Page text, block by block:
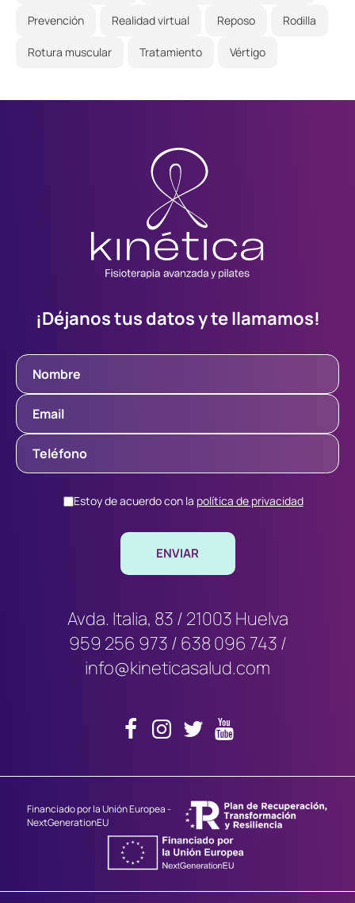
Prevención Realidad virtual Reposo Rodilla
Rotura muscular Tratamiento Vértigo
¡Déjanos tus datos y te llamamos!
Estoy de acuerdo con la política de privacidad
Avda. Italia, 83 / 21003 Huelva
959 256 973 / 638 096 743 /
info@kineticasalud.com
Financiado por la Unión Europea -
NextGenerationEU